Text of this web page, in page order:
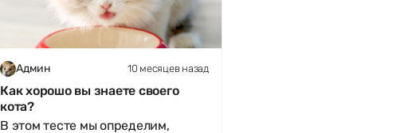
Админ 10 месяцев назад
Как хорошо вы знаете своего
кота?
В этом тесте мы определим,